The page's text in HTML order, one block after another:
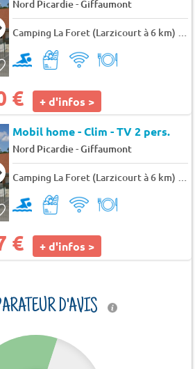
Nord Picardie-Giffaumont
€ + d'infos >
Mobil home - Clim - TV 2 pers.
Nord Picardie-Giffaumont
Camping La Foret (Larzicourt à 6 km)
€ + d'infos >
D'AVIS